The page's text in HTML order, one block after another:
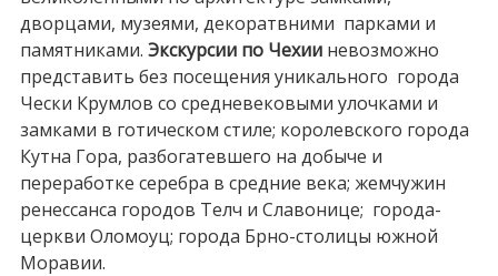
дворцами, музеями, декоратвними парками и
памятниками. Экскурсии по Чехииневозможно
представить без посещения уникального города
Чески Крумлов со средневековыми улочками и
замками в готическом стиле; королевского города
Кутна Гора, разбогатевшего на добыче и
переработке серебра в средние века; жемчужин
ренессанса городов Телч и Славонице; города-
церкви Оломоуц; города Брно-столицы южной
Моравии.